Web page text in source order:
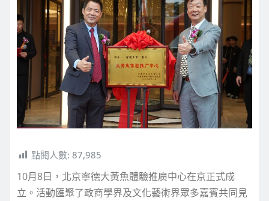
點閱人數: 87,985
10月8日，北京寧德大黃魚體驗推廣中心在京正式成
立。活動匯聚了政商學界及文化藝術界眾多嘉賓共同見